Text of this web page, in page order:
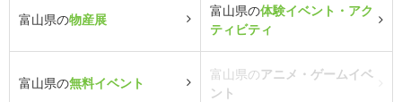
富山県の物産展
富山県の体験イベント・アク
ティビティ
富山県の無料イベント
富山県のアニメ・ゲームイベ
ント